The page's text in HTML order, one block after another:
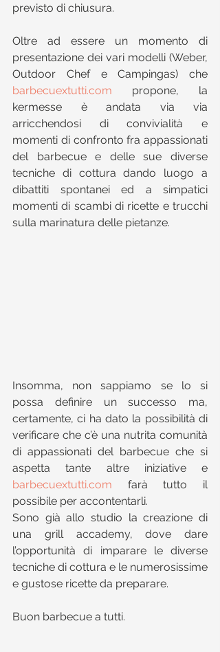
previsto di chiusura.
Oltre ad essere un momento di
presentazione dei vari modelli (Weber,
barbecuextutti.com propone, la
kermesse è andata via via
arricchendosi di convivialità e
momenti di confronto fra appassionati
del barbecue e delle sue diverse
tecniche di cottura dando luogo a
dibattiti spontanei ed a simpatici
momenti di scambi di ricette e trucchi
sulla marinatura delle pietanze.
Insomma, non sappiamo se lo si
possa definire un successo ma,
certamente, ci ha dato la possibilità di
verificare che c’è una nutrita comunità
di appassionati del barbecue che si
barbecuextutti.com farà tutto il
possibile per accontentarli.
Sono già allo studio la creazione di
una grill accademy, dove dare
l’opportunità di imparare le diverse
tecniche di cottura e le numerosissime
e gustose ricette da preparare.
Buon barbecue a tutti.